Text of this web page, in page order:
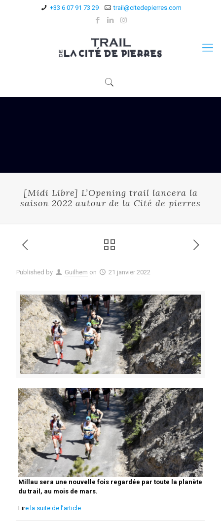
+33 6 07 91 73 29 trail@citedepierres.com
[Midi Libre] L’Opening trail lancera la
saison 2022 autour de la Cité de pierres
Published by Guilhem on 21 janvier 2022
Millau sera une nouvelle fois regardée par toute la planète
du trail, au mois de mars.
Lire la suite de l’article